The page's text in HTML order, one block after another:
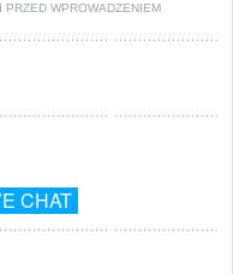
PRZED WPROWADZENIEM
CHAT